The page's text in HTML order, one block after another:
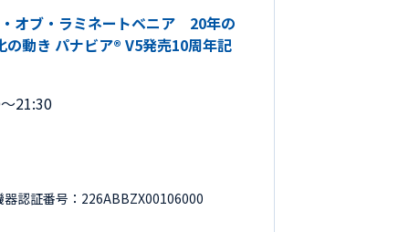
オブ・ラミネートベニア 20年の
動き パナビア® V5発売10周年記
21:30
認証番号：226ABBZX00106000